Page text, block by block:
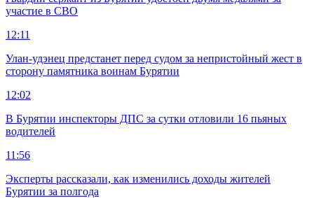
участие в СВО
12:11
Улан-удэнец предстанет перед судом за непристойный жест в
сторону памятника воинам Бурятии
12:02
В Бурятии инспекторы ДПС за сутки отловили 16 пьяных
водителей
11:56
Эксперты рассказали, как изменились доходы жителей
Бурятии за полгода